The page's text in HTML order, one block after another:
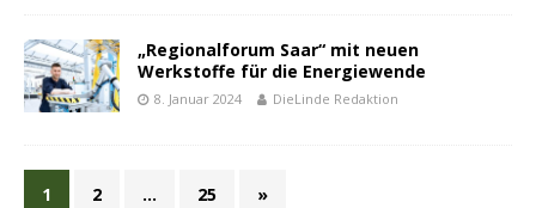
„Regionalforum Saar“ mit neuen
Werkstoffe für die Energiewende
8. Januar 2024 DieLinde Redaktion
1 2 … 25 »